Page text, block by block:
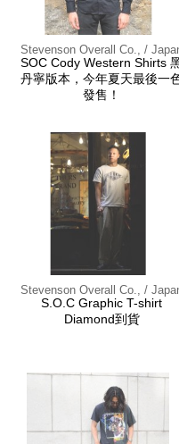
Stevenson Overall Co., /
SOC Cody Western Shirts 黑
丹寧版本，今年夏天最後一
發售！
Stevenson Overall Co., /
S.O.C Graphic T-shirt
Diamond到貨